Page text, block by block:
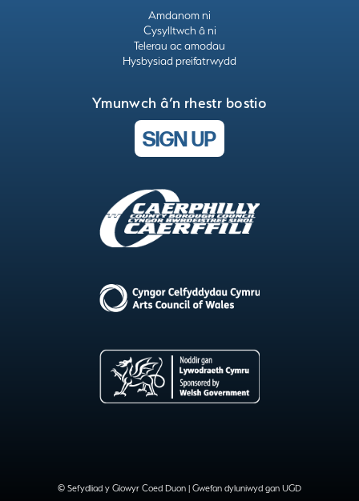
Amdanom ni
Cysylltwch â ni
Telerau ac amodau
Hysbysiad preifatrwydd
Ymunwch â’n rhestr bostio
SIGN UP
© Sefydliad y Glowyr Coed Duon | Gwefan dyluniwyd gan UGD